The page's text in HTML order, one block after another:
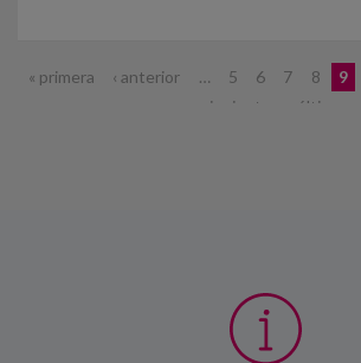
Páginas
« primera ‹ anterior … 5 6 7 8 9
siguiente › última »